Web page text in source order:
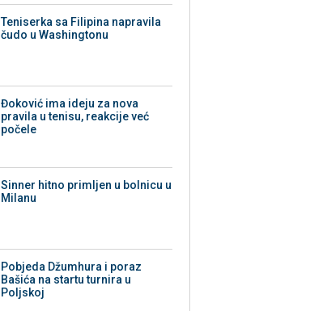
Teniserka sa Filipina napravila
čudo u Washingtonu
Đoković ima ideju za nova
pravila u tenisu, reakcije već
počele
Sinner hitno primljen u bolnicu u
Milanu
Pobjeda Džumhura i poraz
Bašića na startu turnira u
Poljskoj